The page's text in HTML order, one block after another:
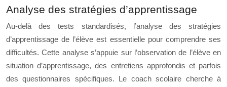
Analyse des stratégies d’apprentissage
Au-delà des tests standardisés, l’analyse des stratégies
d’apprentissage de l’élève est essentielle pour comprendre ses
difficultés. Cette analyse s’appuie sur l’observation de l’élève en
situation d’apprentissage, des entretiens approfondis et parfois
des questionnaires spécifiques. Le coach scolaire cherche à